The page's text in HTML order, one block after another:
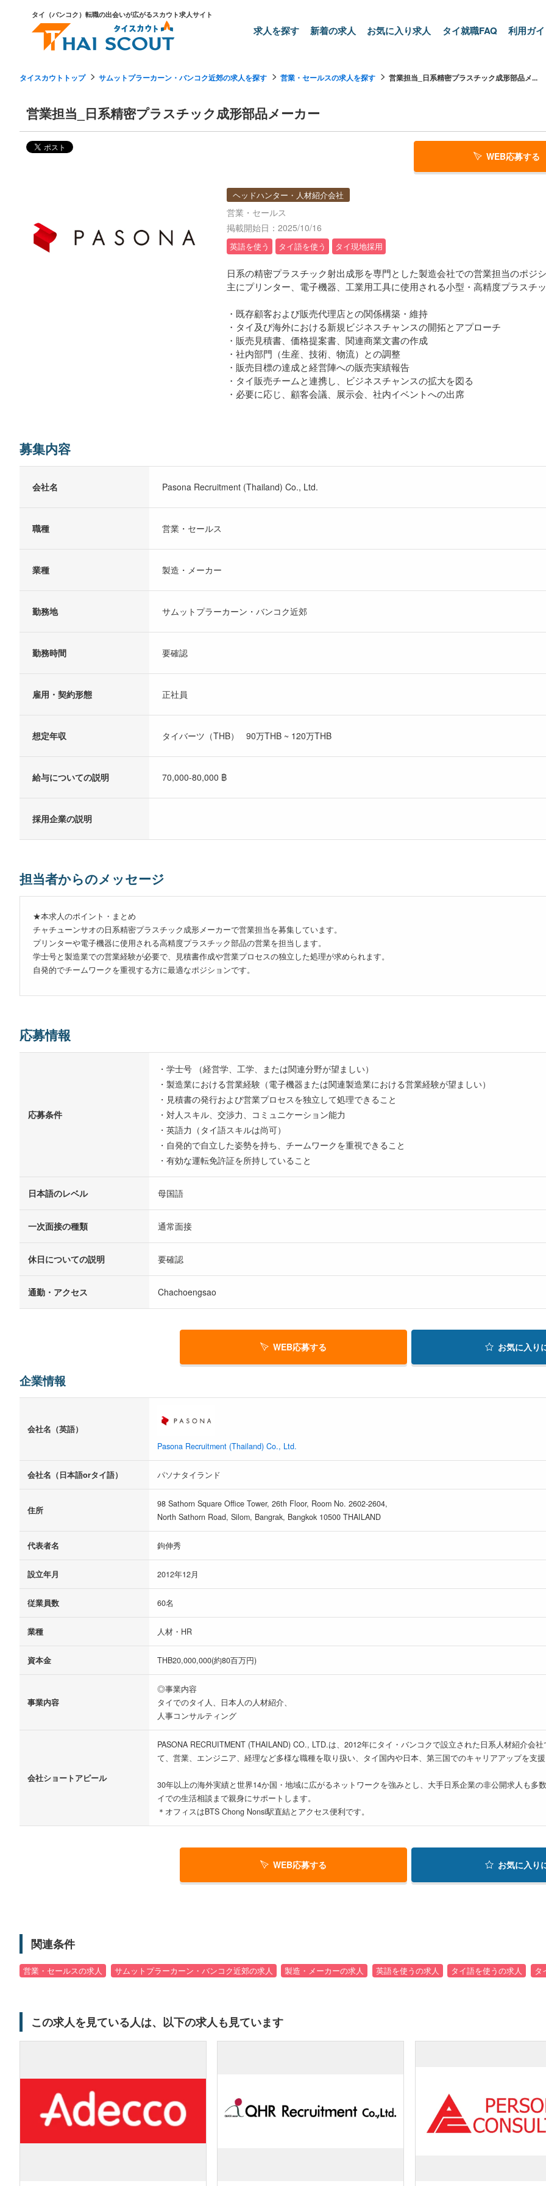
タイ（バンコク）転職の出会いが広がるスカウト求人サイト
求人を探す 新着の求人 お気に入り求人 タイ就職FAQ 利用ガ
タイスカウトトップ サムットプラーカーン・バンコク近郊の求人を探す 営業・セールスの求人を探す 営業担当_日系精密プラスチック成形部品メ...
営業担当_日系精密プラスチック成形部品メーカー
WEB応募する
ヘッドハンター・人材紹介会社
営業・セールス
掲載開始日：2025/10/16
英語を使う タイ語を使う タイ現地採用
日系の精密プラスチック射出成形を専門とした製造会社での営業担当のポジ
主にプリンター、電子機器、工業用工具に使用される小型・高精度プラスチ
・既存顧客および販売代理店との関係構築・維持
・タイ及び海外における新規ビジネスチャンスの開拓とアプローチ
・販売見積書、価格提案書、関連商業文書の作成
・社内部門（生産、技術、物流）との調整
・販売目標の達成と経営陣への販売実績報告
・タイ販売チームと連携し、ビジネスチャンスの拡大を図る
・必要に応じ、顧客会議、展示会、社内イベントへの出席
募集内容
会社名 Pasona Recruitment (Thailand) Co., Ltd.
職種 営業・セールス
業種 製造・メーカー
勤務地 サムットプラーカーン・バンコク近郊
勤務時間 要確認
雇用・契約形態 正社員
想定年収 タイバーツ（THB） 90万THB ~ 120万THB
給与についての説明 70,000-80,000 ฿
採用企業の説明
担当者からのメッセージ
★本求人のポイント・まとめ
チャチューンサオの日系精密プラスチック成形メーカーで営業担当を募集しています。
プリンターや電子機器に使用される高精度プラスチック部品の営業を担当します。
学士号と製造業での営業経験が必要で、見積書作成や営業プロセスの独立した処理が求められます。
自発的でチームワークを重視する方に最適なポジションです。
応募情報
応募条件
・学士号 （経営学、工学、または関連分野が望ましい）
・製造業における営業経験（電子機器または関連製造業における営業経験が望ましい）
・見積書の発行および営業プロセスを独立して処理できること
・対人スキル、交渉力、コミュニケーション能力
・英語力（タイ語スキルは尚可）
・自発的で自立した姿勢を持ち、チームワークを重視できること
・有効な運転免許証を所持していること
日本語のレベル 母国語
一次面接の種類 通常面接
休日についての説明 要確認
通勤・アクセス Chachoengsao
WEB応募する お気に入り
企業情報
会社名（英語）
Pasona Recruitment (Thailand) Co., Ltd.
会社名（日本語orタイ語） パソナタイランド
住所
98 Sathorn Square Office Tower, 26th Floor, Room No. 2602-2604,
North Sathorn Road, Silom, Bangrak, Bangkok 10500 THAILAND
代表者名 鉤伸秀
設立年月 2012年12月
従業員数 60名
業種 人材・HR
資本金 THB20,000,000(約80百万円)
事業内容
◎事業内容
タイでのタイ人、日本人の人材紹介、
人事コンサルティング
会社ショートアピール
PASONA RECRUITMENT (THAILAND) CO., LTD.は、2012年にタイ・バンコクで設立された日系人材紹介会
て、営業、エンジニア、経理など多様な職種を取り扱い、タイ国内や日本、第三国でのキャリアアップを支
30年以上の海外実績と世界14か国・地域に広がるネットワークを強みとし、大手日系企業の非公開求人も
イでの生活相談まで親身にサポートします。
＊オフィスはBTS Chong Nonsi駅直結とアクセス便利です。
WEB応募する お気に入り
関連条件
営業・セールスの求人 サムットプラーカーン・バンコク近郊の求人 製造・メーカーの求人 英語を使うの求人 タイ語を使うの求人 タ
この求人を見ている人は、以下の求人も見ています